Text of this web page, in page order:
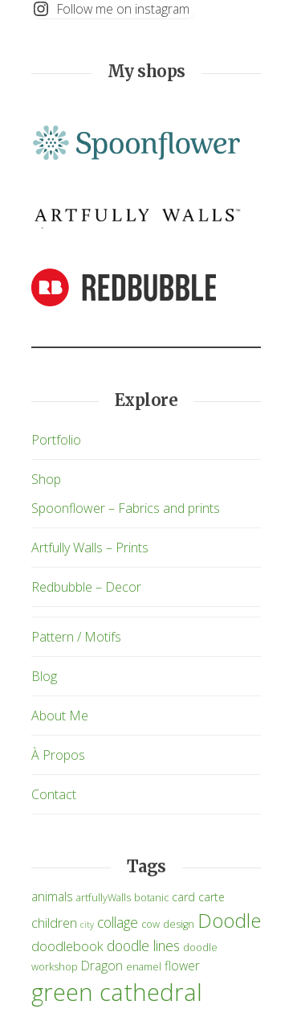
Follow me on instagram
My shops
Explore
Portfolio
Shop
Spoonflower – Fabrics and prints
Artfully Walls – Prints
Redbubble – Decor
Pattern / Motifs
Blog
About Me
À Propos
Contact
Tags
animals artfullyWalls botanic card carte
children city collage cow design Doodle
doodlebook doodle lines doodle
workshop Dragon enamel flower
green cathedral